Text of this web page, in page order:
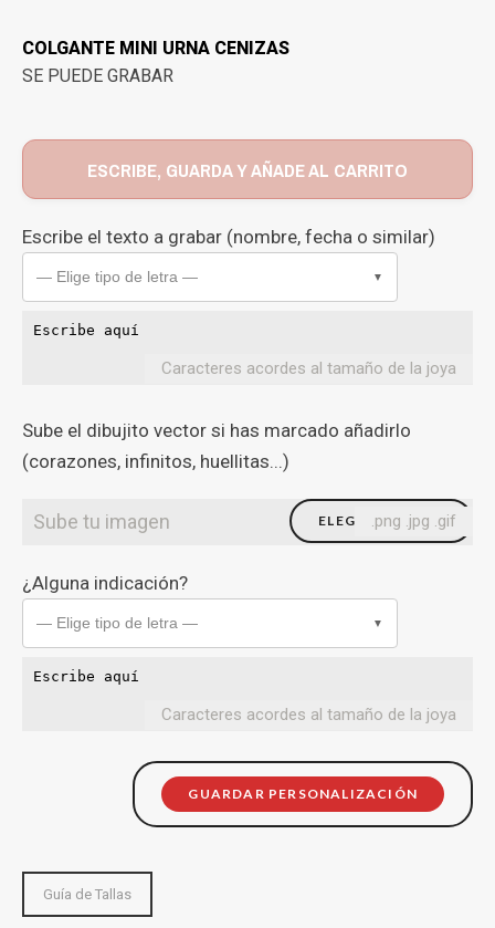
COLGANTE MINI URNA CENIZAS
SE PUEDE GRABAR
ESCRIBE, GUARDA Y AÑADE AL CARRITO
Escribe el texto a grabar (nombre, fecha o similar)
— Elige tipo de letra — ▼
Caracteres acordes al tamaño de la joya
Sube el dibujito vector si has marcado añadirlo
(corazones, infinitos, huellitas...)
Sube tu imagen ELEGIR FICHERO
.png .jpg .gif
¿Alguna indicación?
— Elige tipo de letra — ▼
Caracteres acordes al tamaño de la joya
GUARDAR PERSONALIZACIÓN
Guía de Tallas